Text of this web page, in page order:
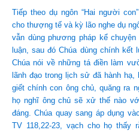
Tiếp theo dụ ngôn “Hai người
cho thượng tế và kỳ lão nghe dụ
vẫn dùng phương pháp kể
luận, sau đó Chúa dùng chính kết
Chúa nói về những tá điền làm
lãnh đạo trong lịch sử đã hành
giết chính con ông chủ, quăng ra
họ nghĩ ông chủ sẽ xử thế nào
đáng. Chúa quay sang áp dụng
TV 118,22-23, vạch cho họ thấy